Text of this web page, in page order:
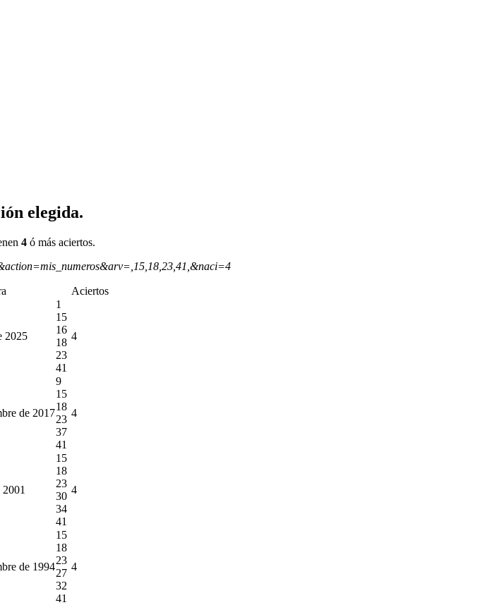
elegida.
4 ó más aciertos.
Aciertos
2025
1
15
16
18
23
41
4
de 2017
9
15
18
23
37
41
4
15
18
23
30
34
41
4
de 1994
15
18
23
27
32
41
4